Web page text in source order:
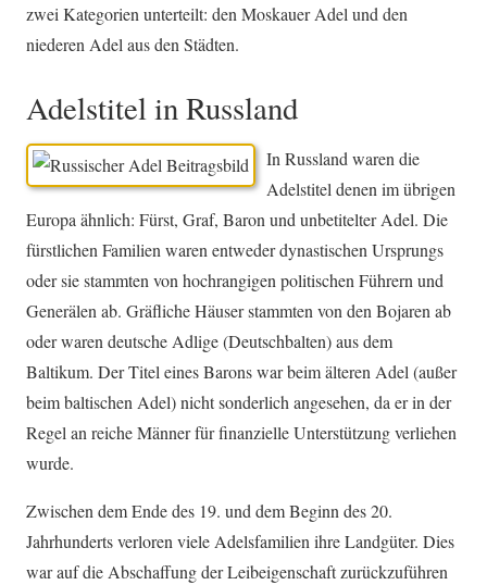
zwei Kategorien unterteilt: den Moskauer Adel und den
niederen Adel aus den Städten.
Adelstitel in Russland
In Russland waren die
Adelstitel denen im übrigen
Europa ähnlich: Fürst, Graf, Baron und unbetitelter Adel. Die
fürstlichen Familien waren entweder dynastischen Ursprungs
oder sie stammten von hochrangigen politischen Führern und
Generälen ab. Gräfliche Häuser stammten von den Bojaren ab
oder waren deutsche Adlige (Deutschbalten) aus dem
Baltikum. Der Titel eines Barons war beim älteren Adel (außer
beim baltischen Adel) nicht sonderlich angesehen, da er in der
Regel an reiche Männer für finanzielle Unterstützung verliehen
wurde.
Zwischen dem Ende des 19. und dem Beginn des 20.
Jahrhunderts verloren viele Adelsfamilien ihre Landgüter. Dies
war auf die Abschaffung der Leibeigenschaft zurückzuführen